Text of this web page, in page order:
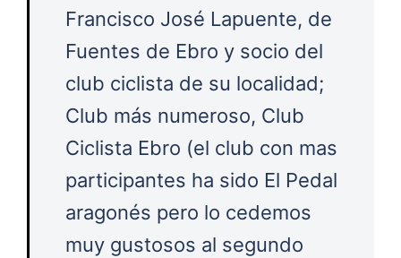
Francisco José Lapuente, de
Fuentes de Ebro y socio del
club ciclista de su localidad;
Club más numeroso, Club
Ciclista Ebro (el club con mas
participantes ha sido El Pedal
aragonés pero lo cedemos
muy gustosos al segundo